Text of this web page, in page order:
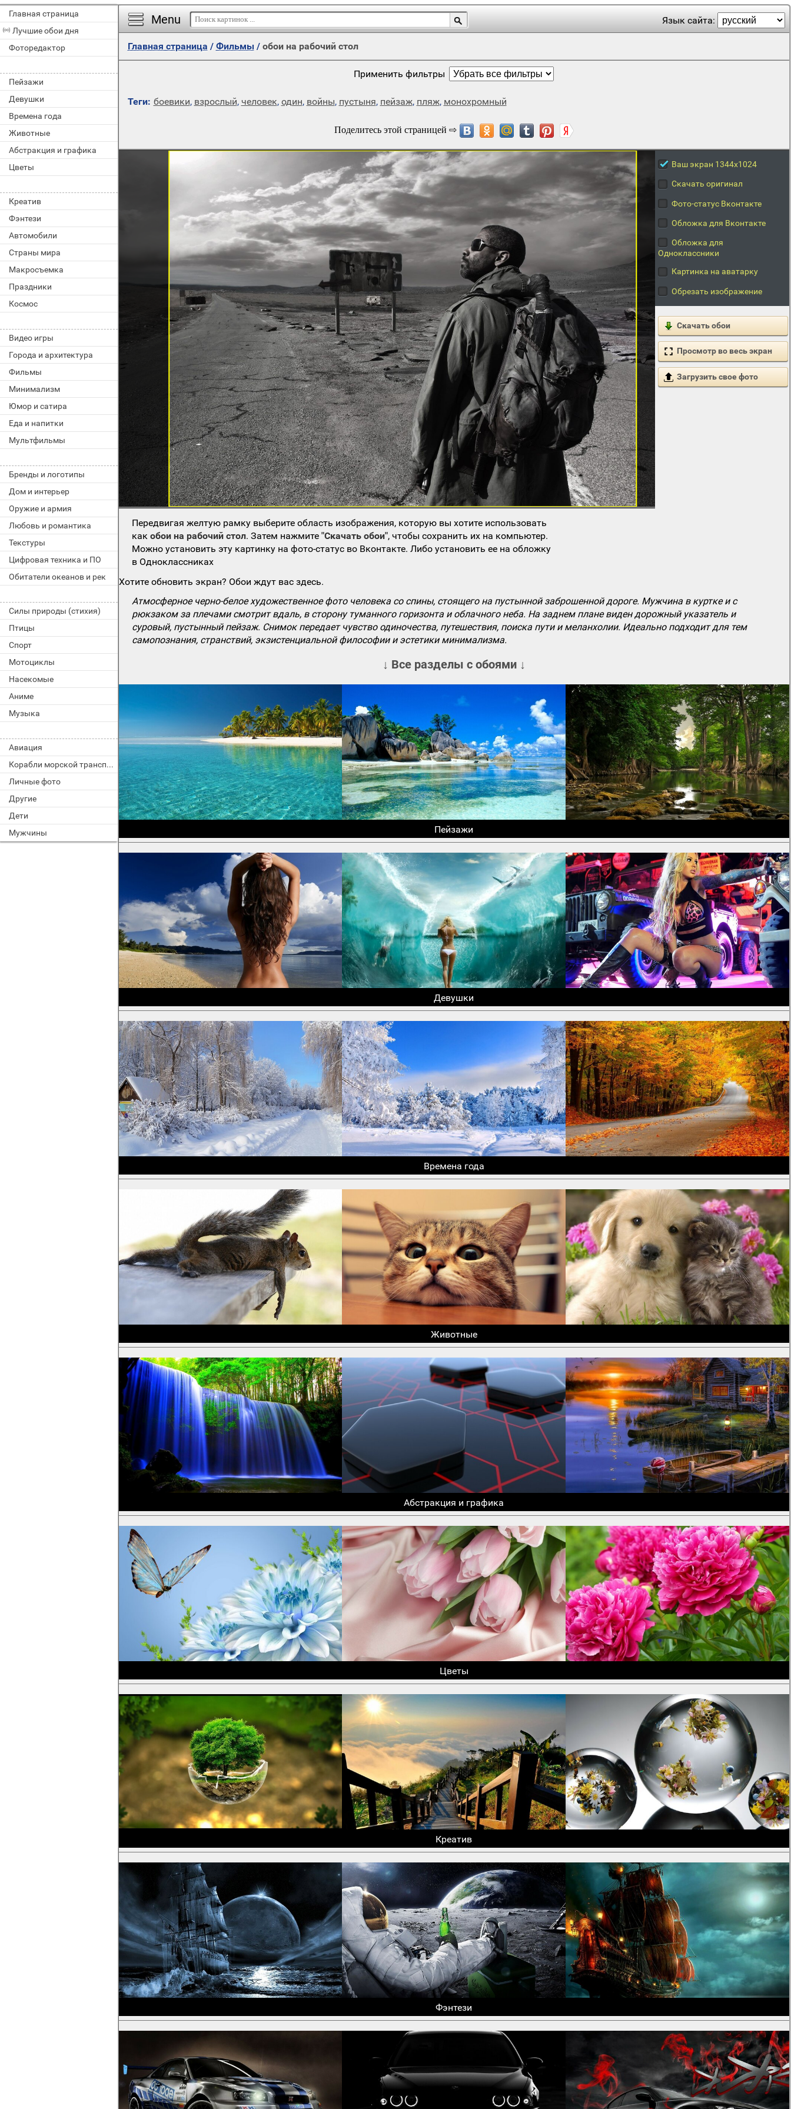
Главная страница
Лучшие обои дня
Фоторедактор
Пейзажи
Девушки
Времена года
Животные
Абстракция и графика
Цветы
Креатив
Фэнтези
Автомобили
Страны мира
Макросъемка
Праздники
Космос
Видео игры
Города и архитектура
Фильмы
Минимализм
Юмор и сатира
Еда и напитки
Мультфильмы
Бренды и логотипы
Дом и интерьер
Оружие и армия
Любовь и романтика
Текстуры
Цифровая техника и ПО
Обитатели океанов и рек
Силы природы (стихия)
Птицы
Спорт
Мотоциклы
Насекомые
Аниме
Музыка
Авиация
Корабли морской транспорт
Личные фото
Другие
Дети
Мужчины
Menu Язык сайта:
Главная страница / Фильмы/ обои на рабочий стол
Применить фильтры
Теги: боевики, взрослый, человек, один, войны, пустыня, пейзаж, пляж, монохромный
Ваш экран 1344x1024
Скачать оригинал
Фото-статус Вконтакте
Обложка для Вконтакте
Обложка для
Одноклассники
Картинка на аватарку
Обрезать изображение
Скачать обои
Просмотр во весь экран
Загрузить свое фото
Передвигая желтую рамку выберите область изображения, которую вы хотите использовать
какобои на рабочий стол. Затем нажмите"Скачать обои", чтобы сохранить их на компьютер.
Можно установить эту картинку на фото-статус во Вконтакте. Либо установить ее на обложку
в Одноклассниках
Хотите обновить экран? Обои ждут вас здесь.
Атмосферное черно-белое художественное фото человека со спины, стоящего на пустынной заброшенной дороге. Мужчина в куртке и с
рюкзаком за плечами смотрит вдаль, в сторону туманного горизонта и облачного неба. На заднем плане виден дорожный указатель и
суровый, пустынный пейзаж. Снимок передает чувство одиночества, путешествия, поиска пути и меланхолии. Идеально подходит для тем
самопознания, странствий, экзистенциальной философии и эстетики минимализма.
↓ Все разделы с обоями ↓
Пейзажи
Девушки
Времена года
Животные
Абстракция и графика
Цветы
Креатив
Фэнтези